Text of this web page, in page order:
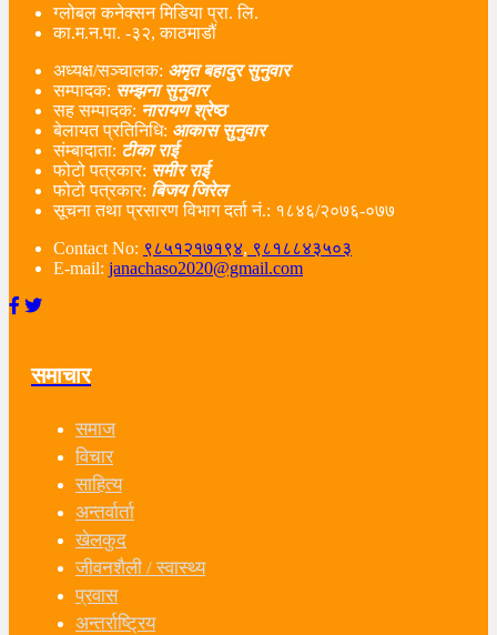
ग्लोबल कनेक्सन मिडिया प्रा. लि.
का.म.न.पा. -३२, काठमाडौं
अध्यक्ष/सञ्चालक: अमृत बहादुर सुनुवार
सम्पादक: सम्झना सुनुवार
सह सम्पादक: नारायण श्रेष्ठ
बेलायत प्रतिनिधि: आकास सुनुवार
संम्बादाता: टीका राई
फोटो पत्रकार: समीर राई
फोटो पत्रकार: बिजय जिरेल
सूचना तथा प्रसारण विभाग दर्ता नं‌.: १८४६/२०७६-०७७
Contact No: ९८५१२१७१९४, ९८१८८४३५०३
E-mail: janachaso2020@gmail.com
समाचार
समाज
विचार
साहित्य
अन्तर्वार्ता
खेलकुद
जीवनशैली / स्वास्थ्य
प्रवास
अन्तर्राष्ट्रिय